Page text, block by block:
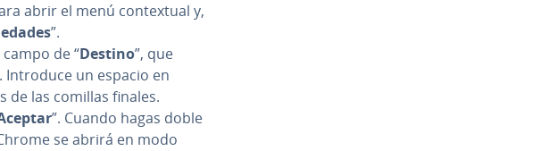
abrir el menú co­n­te­x­tual y,
”.
de “Destino”, que
Introduce un espacio en
de las comillas finales.
”. Cuando hagas doble
se abrirá en modo